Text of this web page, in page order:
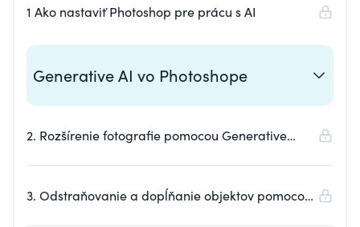
1 Ako nastaviť Photoshop pre prácu s AI
Generative AI vo Photoshope
2. Rozšírenie fotografie pomocou Generative
3. Odstraňovanie a dopĺňanie objektov pomocou